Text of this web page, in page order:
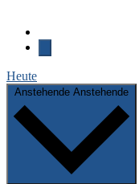
Heute
Anstehende Anstehende